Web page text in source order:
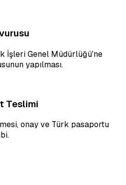
İşleri Genel Müdürlüğü'ne
yapılması.
Teslimi
onay ve Türk pasaportu